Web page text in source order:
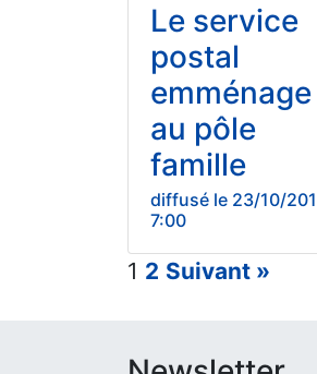
Le service
postal
emménage
au pôle
famille
diffusé le 23/10/
7:00
1 2 Suivant »